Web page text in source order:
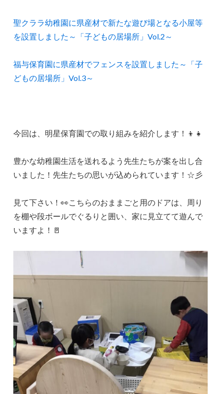
聖クララ幼稚園に県産材で新たな遊び場となる小屋等
を設置しました～「子どもの居場所」Vol.2～
福与保育園に県産材でフェンスを設置しました～「子
どもの居場所」Vol.3～
今回は、明星保育園での取り組みを紹介します！👦👧
豊かな幼稚園生活を送れるよう先生たちが案を出し合
いました！先生たちの思いが込められています！☆彡
見て下さい！👀こちらのおままごと用のドアは、周り
を棚や段ボールでぐるりと囲い、家に見立てて遊んで
いますよ！🚪